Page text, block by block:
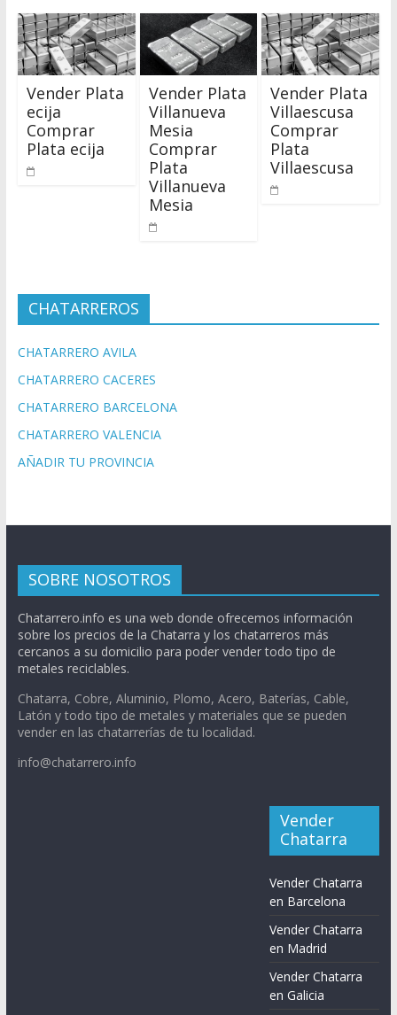
Vender Plata
ecija
Comprar
Plata ecija
Vender Plata
Villanueva
Mesia
Comprar
Plata
Villanueva
Mesia
Vender Plata
Villaescusa
Comprar
Plata
Villaescusa
CHATARREROS
CHATARRERO AVILA
CHATARRERO CACERES
CHATARRERO BARCELONA
CHATARRERO VALENCIA
AÑADIR TU PROVINCIA
SOBRE NOSOTROS
Chatarrero.info es una web donde ofrecemos información
sobre los precios de la Chatarra y los chatarreros más
cercanos a su domicilio para poder vender todo tipo de
metales reciclables.
Chatarra, Cobre, Aluminio, Plomo, Acero, Baterías, Cable,
Latón y todo tipo de metales y materiales que se pueden
vender en las chatarrerías de tu localidad.
info@chatarrero.info
Vender
Chatarra
Vender Chatarra
en Barcelona
Vender Chatarra
en Madrid
Vender Chatarra
en Galicia